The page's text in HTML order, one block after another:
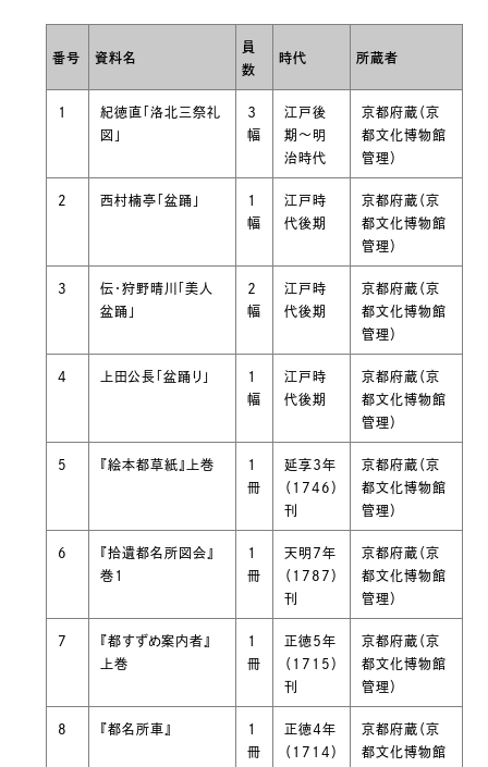
番号 資料名
員
数
時代 所蔵者
1
紀徳直「洛北三祭礼
図」
３
幅
江戸後
期〜明
治時代
京都府蔵（京
都文化博物館
管理）
2 西村楠亭「盆踊」
１
幅
江戸時
代後期
京都府蔵（京
都文化博物館
管理）
3
伝・狩野晴川「美人
盆踊」
２
幅
江戸時
代後期
京都府蔵（京
都文化博物館
管理）
4 上田公長「盆踊り」
１
幅
江戸時
代後期
京都府蔵（京
都文化博物館
管理）
5 『絵本都草紙』上巻
１
冊
延享３年
（1746）
刊
京都府蔵（京
都文化博物館
管理）
6
『拾遺都名所図会』
巻１
１
冊
天明７年
（1787）
刊
京都府蔵（京
都文化博物館
管理）
7
『都すずめ案内者』
上巻
１
冊
正徳５年
（1715）
刊
京都府蔵（京
都文化博物館
管理）
8 『都名所車』
１
冊
正徳４年
（1714）
京都府蔵（京
都文化博物館